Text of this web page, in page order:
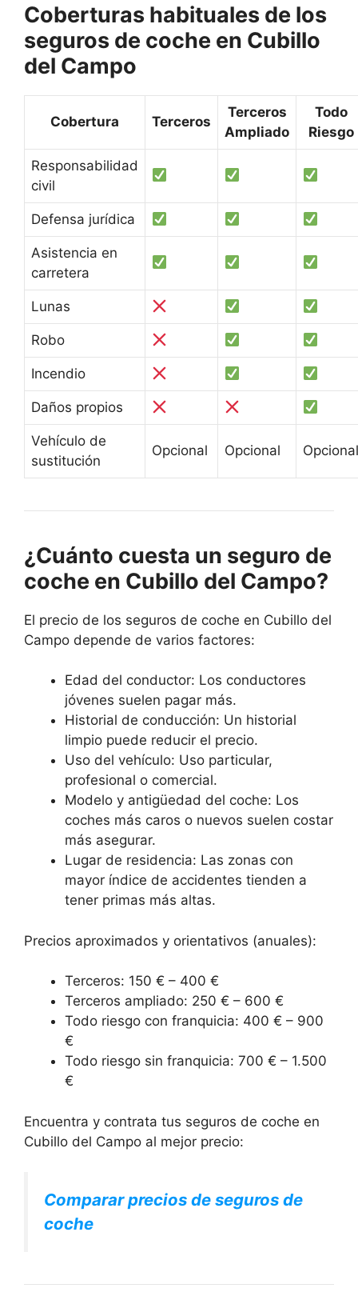
Coberturas habituales de los
seguros de coche en Cubillo
del Campo
Cobertura Terceros
Terceros
Ampliado
Todo
Riesgo
Responsabilidad
civil
Defensa jurídica
Asistencia en
carretera
Lunas
Robo
Incendio
Daños propios
Vehículo de
sustitución
Opcional Opcional Opcional
¿Cuánto cuesta un seguro de
coche en Cubillo del Campo?
El precio de los seguros de coche en Cubillo del
Campo depende de varios factores:
Edad del conductor: Los conductores
jóvenes suelen pagar más.
Historial de conducción: Un historial
limpio puede reducir el precio.
Uso del vehículo: Uso particular,
profesional o comercial.
Modelo y antigüedad del coche: Los
coches más caros o nuevos suelen costar
más asegurar.
Lugar de residencia: Las zonas con
mayor índice de accidentes tienden a
tener primas más altas.
Precios aproximados y orientativos (anuales):
Terceros: 150 € – 400 €
Terceros ampliado: 250 € – 600 €
Todo riesgo con franquicia: 400 € – 900
€
Todo riesgo sin franquicia: 700 € – 1.500
€
Encuentra y contrata tus seguros de coche en
Cubillo del Campo al mejor precio:
Comparar precios de seguros de
coche